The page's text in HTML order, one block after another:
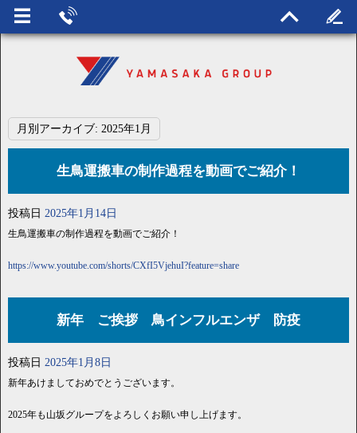
月別アーカイブ: 2025年1月
生鳥運搬車の制作過程を動画でご紹介！
投稿日 2025年1月14日
生鳥運搬車の制作過程を動画でご紹介！
https://www.youtube.com/shorts/CXfI5VjehuI?feature=share
新年 ご挨拶 鳥インフルエンザ 防疫
投稿日 2025年1月8日
新年あけましておめでとうございます。
2025年も山坂グループをよろしくお願い申し上げます。